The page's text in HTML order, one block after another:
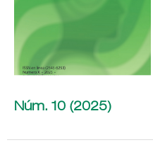
Núm. 10 (2025)